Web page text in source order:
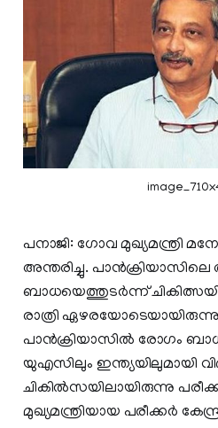
പനാജി: ഗോവ മുഖ്യമന്ത്രി
അന്തരിച്ചു.
ബാധയെത്തുടര്‍ന്ന്
രാത്രി
പാൻക്രിയാസിൽ രോഗം
യുഎസിലും ഇന്ത്യയിലുമായി
ചികിൽസയിലായിരുന്നു
മുഖ്യമന്ത്രിയായ പരീക്കര്‍